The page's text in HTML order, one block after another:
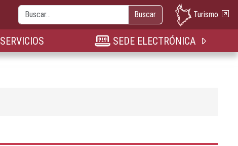
nueva pestaña
nueva pestaña
abre en nueva pestaña
Buscar Buscar Turismo
SERVICIOS SEDE ELECTRÓNICA